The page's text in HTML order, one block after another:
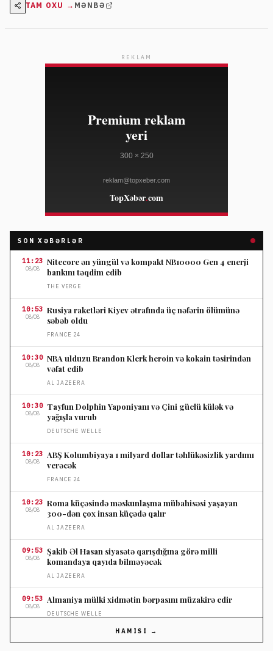
TAM OXU → MƏNBƏ
REKLAM
SON XƏBƏRLƏR
11:23
08/08
Nitecore ən yüngül və kompakt NB10000 Gen 4 enerji
bankını təqdim edib
THE VERGE
10:53
08/08
Rusiya raketləri Kiyev ətrafında üç nəfərin ölümünə
səbəb oldu
FRANCE 24
10:30
08/08
NBA ulduzu Brandon Klerk heroin və kokain təsirindən
vəfat edib
AL JAZEERA
10:30
08/08
Tayfun Dolphin Yaponiyanı və Çini güclü külək və
yağışla vurub
DEUTSCHE WELLE
10:23
08/08
ABŞ Kolumbiyaya 1 milyard dollar təhlükəsizlik yardımı
verəcək
FRANCE 24
10:23
08/08
Roma küçəsində məskunlaşma mübahisəsi yaşayan
300-dən çox insan küçədə qalır
AL JAZEERA
09:53
08/08
Şakib Əl Hasan siyasətə qarışdığına görə milli
komandaya qayıda bilməyəcək
AL JAZEERA
09:53
08/08
Almaniya mülki xidmətin bərpasını müzakirə edir
DEUTSCHE WELLE
08/08
HAMISI →